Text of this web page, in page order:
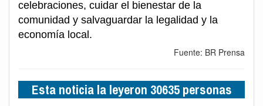
celebraciones, cuidar el bienestar de la
comunidad y salvaguardar la legalidad y la
economía local.
Fuente: BR Prensa
Esta noticia la leyeron 30635 personas